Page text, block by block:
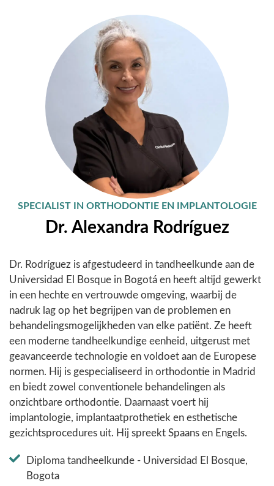
SPECIALIST IN ORTHODONTIE EN IMPLANTOLOGIE
Dr. Alexandra Rodríguez
Dr. Rodríguez is afgestudeerd in tandheelkunde aan de
Universidad El Bosque in Bogotá en heeft altijd gewerkt
in een hechte en vertrouwde omgeving, waarbij de
nadruk lag op het begrijpen van de problemen en
behandelingsmogelijkheden van elke patiënt. Ze heeft
een moderne tandheelkundige eenheid, uitgerust met
geavanceerde technologie en voldoet aan de Europese
normen. Hij is gespecialiseerd in orthodontie in Madrid
en biedt zowel conventionele behandelingen als
onzichtbare orthodontie. Daarnaast voert hij
implantologie, implantaatprothetiek en esthetische
gezichtsprocedures uit. Hij spreekt Spaans en Engels.
Diploma tandheelkunde - Universidad El Bosque,
Bogota